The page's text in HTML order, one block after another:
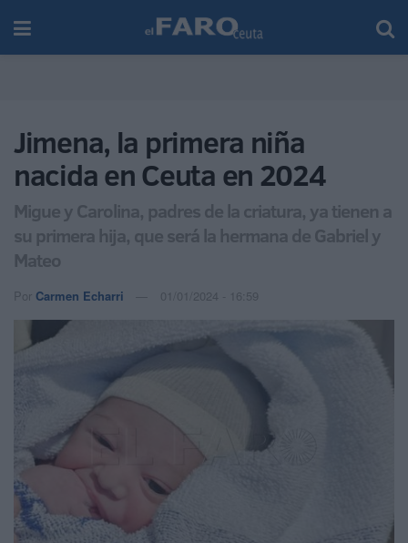
Jimena, la primera niña
nacida en Ceuta en 2024
Migue y Carolina, padres de la criatura, ya tienen a
su primera hija, que será la hermana de Gabriel y
Mateo
Por Carmen Echarri 01/01/2024 - 16:59